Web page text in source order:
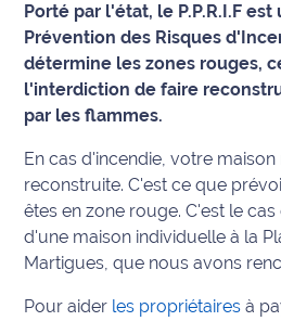
Culture
Économie
Éducation
Emploi
Info
Porté par l'état, le P.P.R.I.F est
Prévention des Risques
détermine les zones rouges,
l'interdiction de faire
par les flammes.
En cas d'incendie, votre
reconstruite. C'est ce que
êtes en zone rouge. C'est le
d'une maison individuelle à la
Martigues, que nous avons
Pour aider les propriétaires à